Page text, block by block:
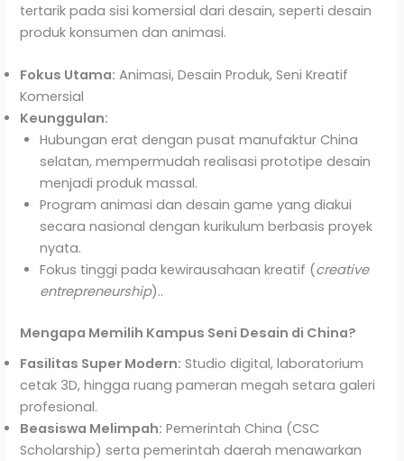
tertarik pada sisi komersial dari desain, seperti desain
produk konsumen dan animasi.
Fokus Utama: Animasi, Desain Produk, Seni Kreatif
Komersial
Keunggulan:
Hubungan erat dengan pusat manufaktur China
selatan, mempermudah realisasi prototipe desain
menjadi produk massal.
Program animasi dan desain game yang diakui
secara nasional dengan kurikulum berbasis proyek
nyata.
Fokus tinggi pada kewirausahaan kreatif (creative
entrepreneurship)..
Mengapa Memilih Kampus Seni Desain di China?
Fasilitas Super Modern: Studio digital, laboratorium
cetak 3D, hingga ruang pameran megah setara galeri
profesional.
Beasiswa Melimpah: Pemerintah China (CSC
Scholarship) serta pemerintah daerah menawarkan